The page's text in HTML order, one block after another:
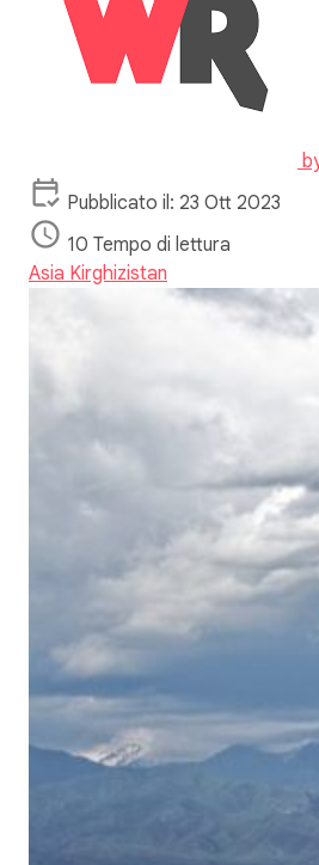
Pubblicato il: 23 Ott 2023
10 Tempo di lettura
Asia Kirghizistan